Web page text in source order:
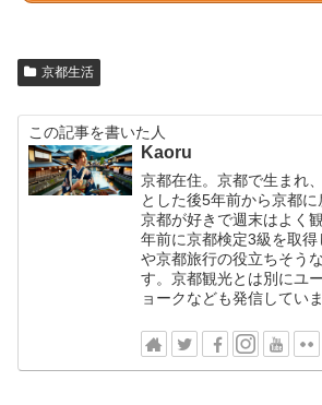
京都生活
この記事を書いた人
Kaoru
京都在住。京都で生まれ
とした後5年前から京都に
京都が好きで週末はよく
年前に京都検定3級を取
や京都旅行の役立ちそう
す。京都観光とは別にユ
ョークなども発信していま